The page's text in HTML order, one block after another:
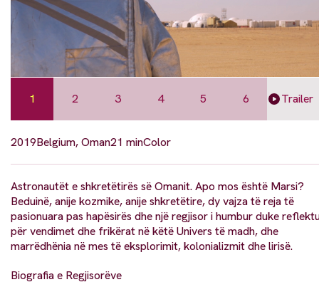
1 2 3 4 5 6 Trailer
2019Belgium, Oman21 minColor
Astronautët e shkretëtirës së Omanit. Apo mos është Marsi?
Beduinë, anije kozmike, anije shkretëtire, dy vajza të reja të
pasionuara pas hapësirës dhe një regjisor i humbur duke
për vendimet dhe frikërat në këtë Univers të madh, dhe
marrëdhënia në mes të eksplorimit, kolonializmit dhe lirisë.
Biografia e Regjisorëve